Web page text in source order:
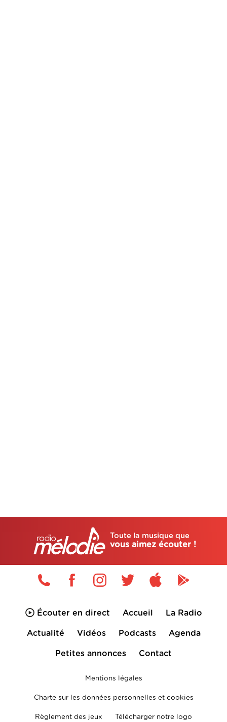
Toute la musique que
vous aimez écouter !
Écouter en direct Accueil La Radio
Actualité Vidéos Podcasts Agenda
Petites annonces Contact
Mentions légales
Charte sur les données personnelles et cookies
Règlement des jeux Télécharger notre logo